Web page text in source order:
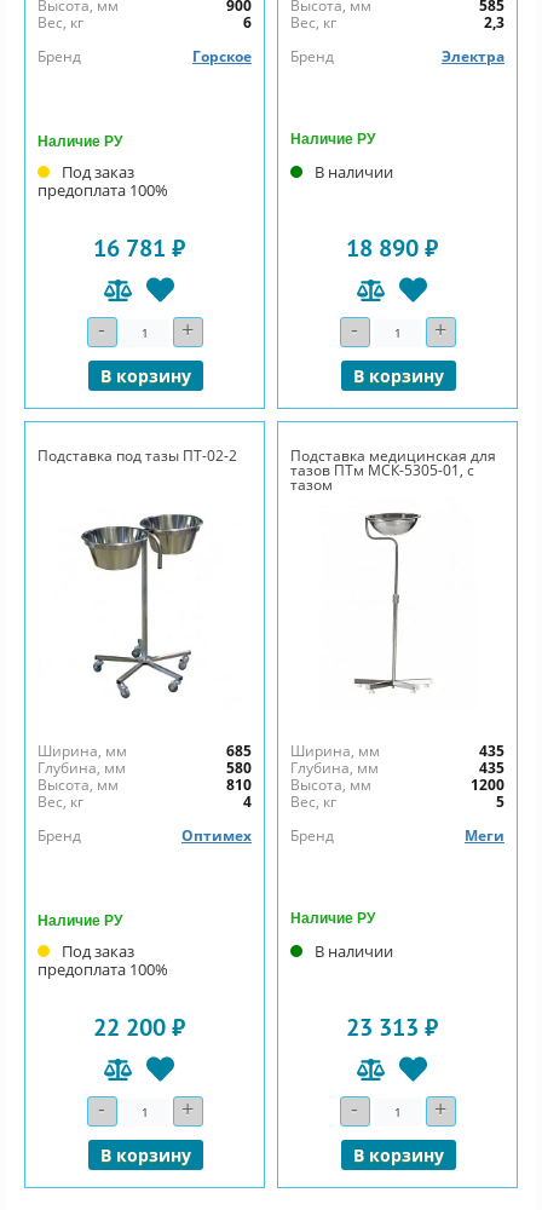
Высота, мм
900
Вес, кг
6
Бренд
Горское
Наличие РУ
Под заказ
предоплата 100%
16 781 ₽
- Количество+
В корзину
Высота, мм
585
Вес, кг
2,3
Бренд
Электра
Наличие РУ
В наличии
18 890 ₽
- Количество+
В корзину
Подставка под тазы ПТ-02-2
Ширина, мм
685
Глубина, мм
580
Высота, мм
810
Вес, кг
4
Бренд
Оптимех
Наличие РУ
Под заказ
предоплата 100%
22 200 ₽
- Количество+
В корзину
Подставка медицинская для
тазов ПТм МСК-5305-01, с
тазом
Ширина, мм
435
Глубина, мм
435
Высота, мм
1200
Вес, кг
5
Бренд
Меги
Наличие РУ
В наличии
23 313 ₽
- Количество+
В корзину